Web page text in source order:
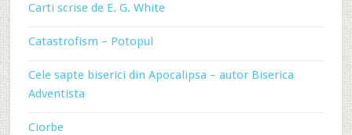
Carti scrise de E. G. White
Catastrofism – Potopul
Cele sapte biserici din Apocalipsa – autor Biserica
Adventista
Ciorbe